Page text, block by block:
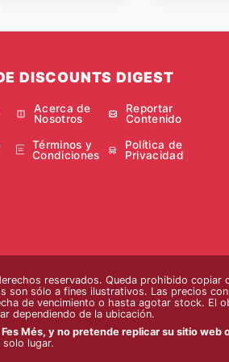
DISCOUNTS DIGEST
Acerca de
Nosotros
Reportar
Contenido
Términos y
Condiciones
Política de
Privacidad
reservados. Queda prohibido copiar
sólo a fines ilustrativos. Las precios
de vencimiento o hasta agotar stock. El
dependiendo de la ubicación.
Més, y no pretende replicar su sitio web
lugar.